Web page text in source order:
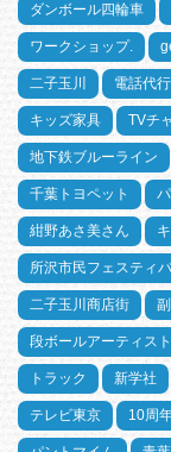
ダンボール四輪車
ワークショップ.
二子玉川 電話代行
キッズ家具 TVチ
地下鉄ブルーライン
千葉トヨペット
紺野あさ美さん
所沢市民フェスティ
二子玉川商店街
段ボールアーティスト
トラック 新学社
テレビ東京 10周